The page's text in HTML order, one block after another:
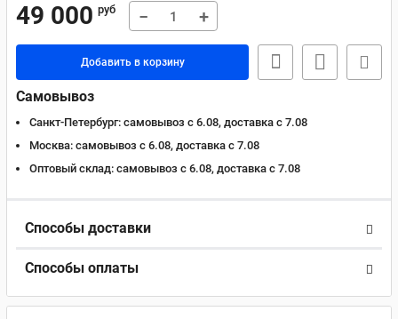
49 000 руб − +
Добавить в корзину
Самовывоз
Санкт-Петербург: самовывоз с 6.08, доставка c 7.08
Москва: самовывоз с 6.08, доставка c 7.08
Оптовый склад: самовывоз с 6.08, доставка c 7.08
Способы доставки
Способы оплаты